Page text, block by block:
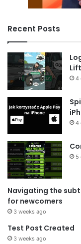
Recent Posts
4
4
5
Navigating the
for newcomers
3 weeks ago
Test Post Created
3 weeks ago